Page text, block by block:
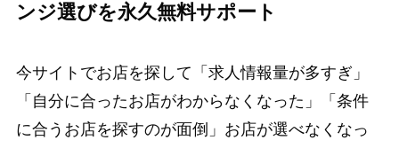
ンジ選びを永久無料サポート
今サイトでお店を探して「求人情報量が多すぎ」
「自分に合ったお店がわからなくなった」「条件
に合うお店を探すのが面倒」お店が選べなくなっ